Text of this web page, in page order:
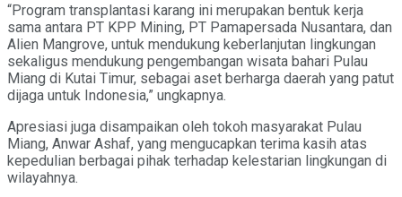
“Program transplantasi karang ini merupakan bentuk kerja
sama antara PT KPP Mining, PT Pamapersada Nusantara, dan
Alien Mangrove, untuk mendukung keberlanjutan lingkungan
sekaligus mendukung pengembangan wisata bahari Pulau
Miang di Kutai Timur, sebagai aset berharga daerah yang patut
dijaga untuk Indonesia,” ungkapnya.
Apresiasi juga disampaikan oleh tokoh masyarakat Pulau
Miang, Anwar Ashaf, yang mengucapkan terima kasih atas
kepedulian berbagai pihak terhadap kelestarian lingkungan di
wilayahnya.